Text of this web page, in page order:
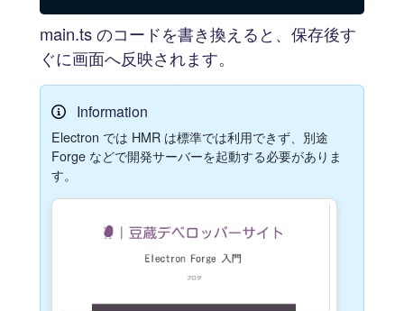
main.ts のコードを書き換えると、保存後す
ぐに画面へ反映されます。
Information
Electron では HMR は標準では利用できず、別途
Forge などで開発サーバーを起動する必要がありま
す。